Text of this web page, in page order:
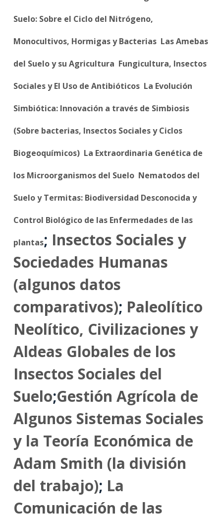
Suelo: Sobre el Ciclo del Nitrógeno,
Monocultivos, Hormigas y Bacterias Las Amebas
del Suelo y su Agricultura Fungicultura, Insectos
Sociales y El Uso de Antibióticos La Evolución
Simbiótica: Innovación a través de Simbiosis
(Sobre bacterias, Insectos Sociales y Ciclos
Biogeoquímicos) La Extraordinaria Genética de
los Microorganismos del Suelo Nematodos del
Suelo y Termitas: Biodiversidad Desconocida y
Control Biológico de las Enfermedades de las
plantas; Insectos Sociales y
Sociedades Humanas
(algunos datos
comparativos); Paleolítico
Neolítico, Civilizaciones y
Aldeas Globales de los
Insectos Sociales del
Suelo;Gestión Agrícola de
Algunos Sistemas Sociales
y la Teoría Económica de
Adam Smith (la división
del trabajo); La
Comunicación de las